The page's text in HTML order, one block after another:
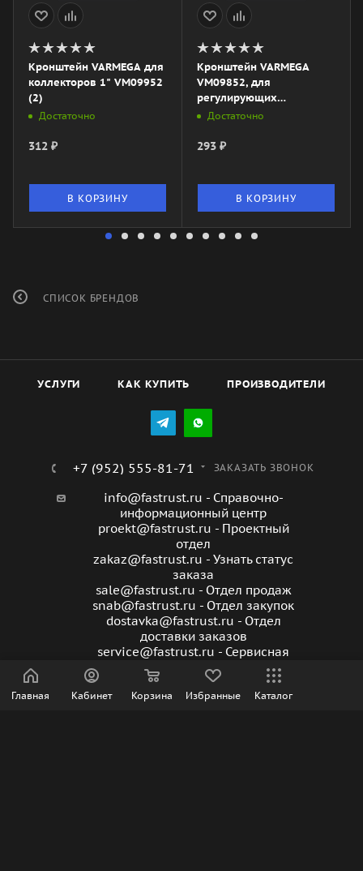
Кронштейн VARMEGA для
коллекторов 1" VM09952
(2)
Достаточно
312 ₽
В КОРЗИНУ
Кронштейн VARMEGA
VM09852, для
регулирующих
коллекторов серии
Достаточно
293 ₽
В КОРЗИНУ
СПИСОК БРЕНДОВ
УСЛУГИ КАК КУПИТЬ ПРОИЗВОДИТЕЛИ
+7 (952) 555-81-71 ЗАКАЗАТЬ ЗВОНОК
info@fastrust.ru - Справочно-
информационный центр
proekt@fastrust.ru - Проектный
отдел
zakaz@fastrust.ru - Узнать статус
заказа
sale@fastrust.ru - Отдел продаж
snab@fastrust.ru - Отдел закупок
dostavka@fastrust.ru - Отдел
доставки заказов
service@fastrust.ru - Сервисная
служба FASTRUST
Главная Кабинет Корзина Избранные Каталог